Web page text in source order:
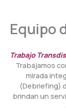
Equipo
Trabajo
Trabajamos
mirada
(Debriefing)
brindan un